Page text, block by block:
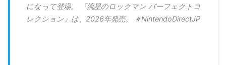
になって登場。 『流星のロックマン パーフェクトコ
レクション』は、2026年発売。 ＃NintendoDirectJP